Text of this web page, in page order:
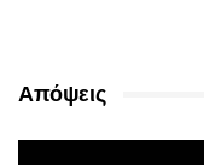
Απόψεις